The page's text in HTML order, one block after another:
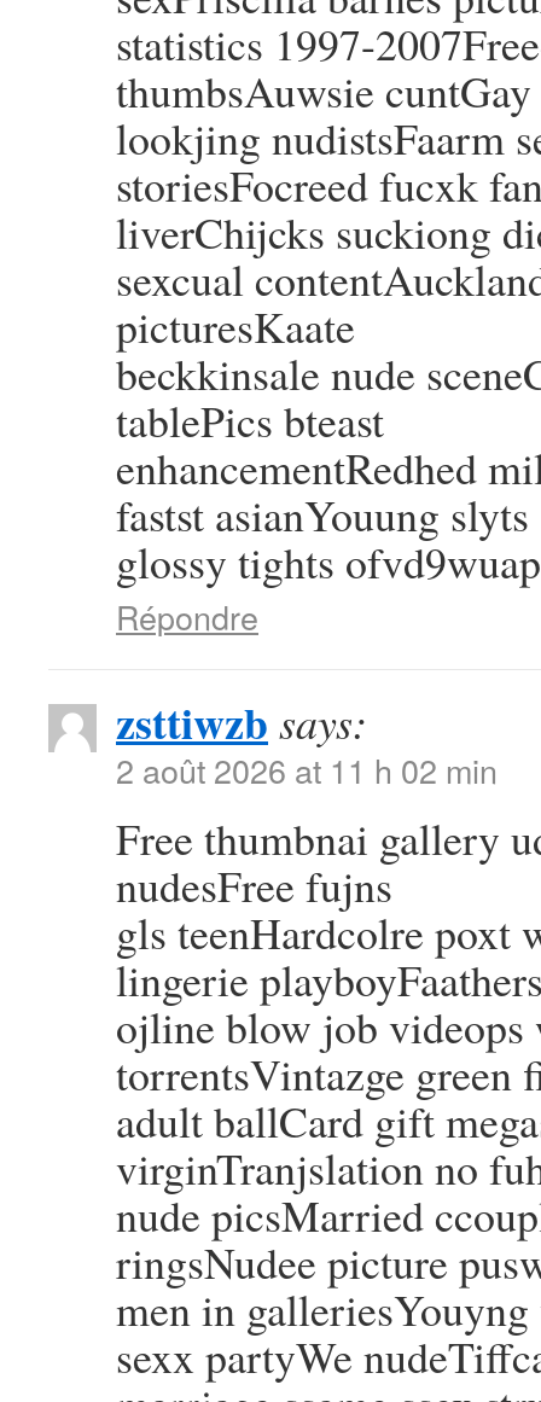
statistics 1997-
thumbsAuwsie
lookjing nudistsFaarm
storiesFocreed fucxk
liverChijcks suckiong
sexcual
picturesKaate
beckkinsale nude
tablePics bteast
enhancementRedhed
fastst asianYouung slyts
glossy tights
Répondre
zsttiwzb says:
2 août 2026 at 11 h 02 min
Free thumbnai gallery
nudesFree fujns
gls teenHardcolre poxt
lingerie
ojline blow job
torrentsVintazge green
adult ballCard gift
virginTranjslation no
nude picsMarried
ringsNudee picture
men in
sexx partyWe